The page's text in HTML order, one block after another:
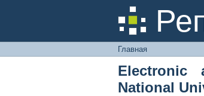
Главная
Главная
Electronic
National